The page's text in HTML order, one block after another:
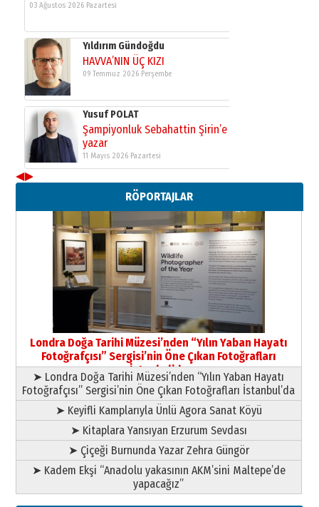
03 Ağustos 2026 Pazartesi
Yıldırım Gündoğdu
HAVVA’NIN ÜÇ KIZI
09 Temmuz 2026 Perşembe
Yusuf POLAT
Şampiyonluk Sebahattin Şirin’e
yazar
11 Mayıs 2026 Pazartesi
Neşat YALÇIN
Paranın Aile Kültüründeki Yeri
03 Ağustos 2026 Pazartesi
Yıldırım Gündoğdu
HAVVA’NIN ÜÇ KIZI
09 Temmuz 2026 Perşembe
Yusuf POLAT
Şampiyonluk Sebahattin Şirin’e
yazar
11 Mayıs 2026 Pazartesi
◀▶
RÖPORTAJLAR
Londra Doğa Tarihi Müzesi’nden “Yılın Yaban Hayatı
Fotoğrafçısı” Sergisi’nin Öne Çıkan Fotoğrafları
İstanbul’da
➤ Londra Doğa Tarihi Müzesi’nden “Yılın Yaban Hayatı
Fotoğrafçısı” Sergisi’nin Öne Çıkan Fotoğrafları İstanbul’da
➤ Keyifli Kamplarıyla Ünlü Agora Sanat Köyü
➤ Kitaplara Yansıyan Erzurum Sevdası
➤ Çiçeği Burnunda Yazar Zehra Güngör
➤ Kadem Ekşi “Anadolu yakasının AKM’sini Maltepe’de
yapacağız”